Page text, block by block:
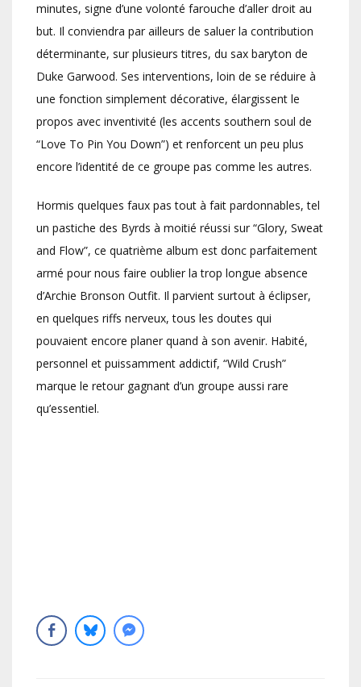
minutes, signe d’une volonté farouche d’aller droit au
but. Il conviendra par ailleurs de saluer la contribution
déterminante, sur plusieurs titres, du sax baryton de
Duke Garwood. Ses interventions, loin de se réduire à
une fonction simplement décorative, élargissent le
propos avec inventivité (les accents southern soul de
“Love To Pin You Down”) et renforcent un peu plus
encore l’identité de ce groupe pas comme les autres.
Hormis quelques faux pas tout à fait pardonnables, tel
un pastiche des Byrds à moitié réussi sur “Glory, Sweat
and Flow”, ce quatrième album est donc parfaitement
armé pour nous faire oublier la trop longue absence
d’Archie Bronson Outfit. Il parvient surtout à éclipser,
en quelques riffs nerveux, tous les doutes qui
pouvaient encore planer quand à son avenir. Habité,
personnel et puissamment addictif, “Wild Crush”
marque le retour gagnant d’un groupe aussi rare
qu’essentiel.